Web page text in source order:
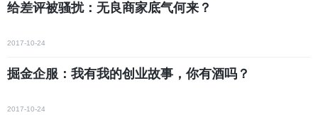
给差评被骚扰：无良商家底气何来？
2017-10-24
掘金企服：我有我的创业故事，你有酒吗？
2017-10-24